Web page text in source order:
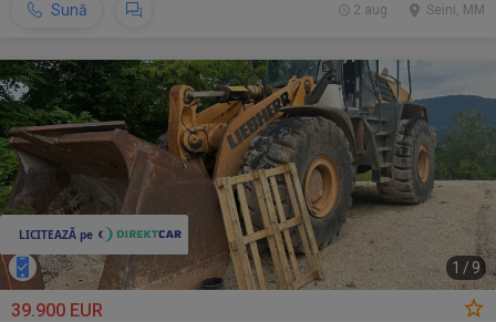
Sună Seini, MM
2 aug.
1 /9
39.900 EUR